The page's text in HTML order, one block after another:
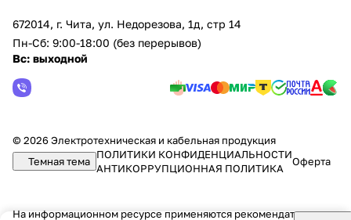
672014, г. Чита, ул. Недорезова, 1д, стр 14
Пн-Сб: 9:00-18:00 (без перерывов)
Вс: выходной
© 2026 Электротехническая и кабельная продукция
Темная тема
ПОЛИТИКИ КОНФИДЕНЦИАЛЬНОСТИ
АНТИКОРРУПЦИОННАЯ ПОЛИТИКА
Оферта
На информационном ресурсе применяются рекомендательные